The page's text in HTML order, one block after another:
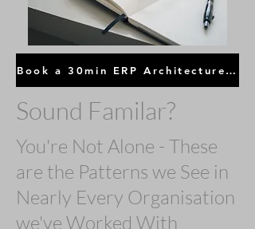
Book a 30min ERP Architecture
Sound Familar?
You're Not Alone - These
are the Patterns we See in
Nearly Every Organisation
we've Worked With